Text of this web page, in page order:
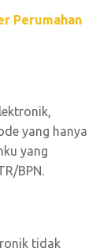
Perumahan
yang hanya
yang
BPN.
tidak